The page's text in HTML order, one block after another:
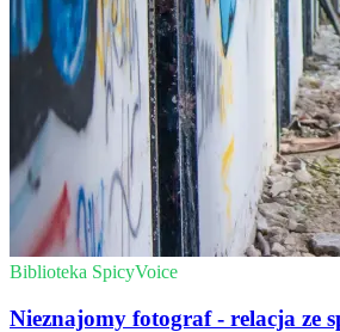
Biblioteka SpicyVoice
Nieznajomy fotograf - relacja ze